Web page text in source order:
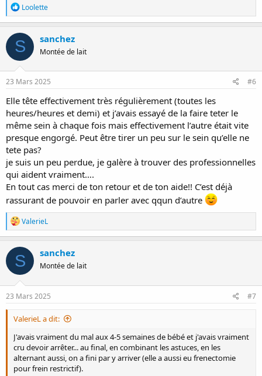
R
é
a
c
t
i
o
n
s
Loolette
S sanchez
Montée de lait
23 Mars 2025 #6
Elle tête effectivement très régulièrement (toutes les
heures/heures et demi) et j’avais essayé de la faire teter le
même sein à chaque fois mais effectivement l’autre était vite
presque engorgé. Peut être tirer un peu sur le sein qu’elle ne
tete pas?
je suis un peu perdue, je galère à trouver des professionnelles
qui aident vraiment….
En tout cas merci de ton retour et de ton aide!! C’est déjà
rassurant de pouvoir en parler avec qqun d’autre
R
é
a
c
t
i
o
n
s
ValerieL
S sanchez
Montée de lait
23 Mars 2025 #7
ValerieL a dit:
J'avais vraiment du mal aux 4-5 semaines de bébé et j'avais vraiment
cru devoir arrêter... au final, en combinant les astuces, en les
alternant aussi, on a fini par y arriver (elle a aussi eu frenectomie
pour frein restrictif).